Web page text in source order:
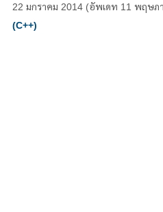
22 มกราคม 2014(อัพเดท 11 พฤษภ
(C++)